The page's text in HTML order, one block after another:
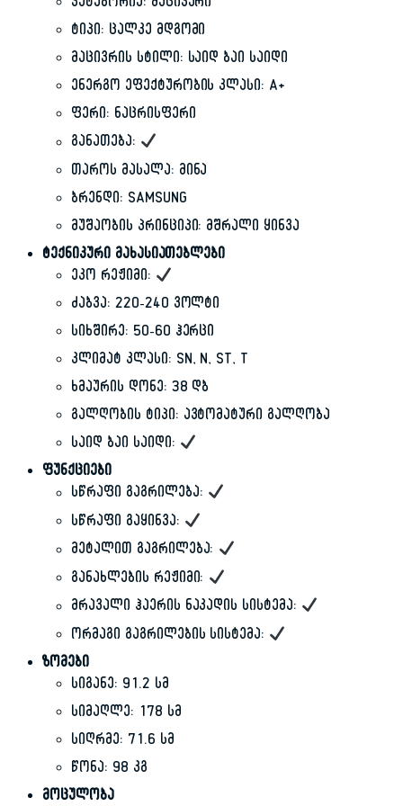
კატეგორია: მაცივარი
ტიპი: ცალკე მდგომი
მაცივრის სტილი: საიდ ბაი საიდი
ენერგო ეფექტურობის კლასი: A+
ფერი: ნაცრისფერი
განათება:
თაროს მასალა: მინა
ბრენდი: SAMSUNG
მუშაობის პრინციპი: მშრალი ყინვა
ტექნიკური მახასიათებლები
ეკო რეჟიმი:
ძაბვა: 220-240 ვოლტი
სიხშირე: 50-60 ჰერცი
კლიმატ კლასი: SN, N, ST, T
ხმაურის დონე: 38 დბ
გალღობის ტიპი: ავტომატური გალღობა
საიდ ბაი საიდი:
ფუნქციები
სწრაფი გაგრილება:
სწრაფი გაყინვა:
მეტალით გაგრილება:
განახლების რეჟიმი:
მრავალი ჰაერის ნაკადის სისტემა:
ორმაგი გაგრილების სისტემა:
ზომები
სიგანე: 91.2 სმ
სიმაღლე: 178 სმ
სიღრმე: 71.6 სმ
წონა: 98 კგ
მოცულობა